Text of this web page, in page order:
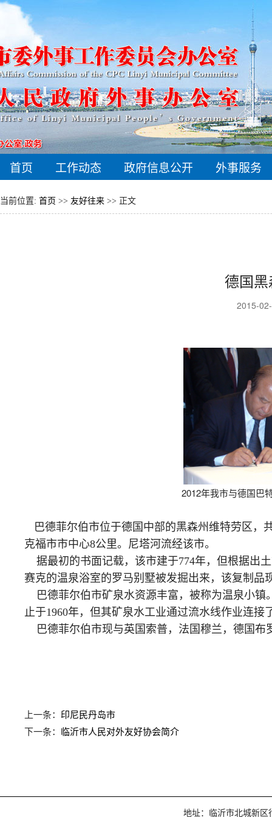
首页 工作动态 政府信息公开 外事服务
当前位置: 首页 >> 友好往来 >> 正文
德国
2015-
2012年我市与德国巴
巴德菲尔伯市位于德国中部的黑森州维特劳区，
克福市市中心8公里。尼塔河流经该市。
据最初的书面记载，该市建于774年，但根据出
赛克的温泉浴室的罗马别墅被发掘出来，该复制品
巴德菲尔伯市矿泉水资源丰富，被称为温泉小镇
止于1960年，但其矿泉水工业通过流水线作业连
巴德菲尔伯市现与英国索普，法国穆兰，德国布
上一条： 印尼民丹岛市
下一条： 临沂市人民对外友好协会简介
地址：临沂市北城新